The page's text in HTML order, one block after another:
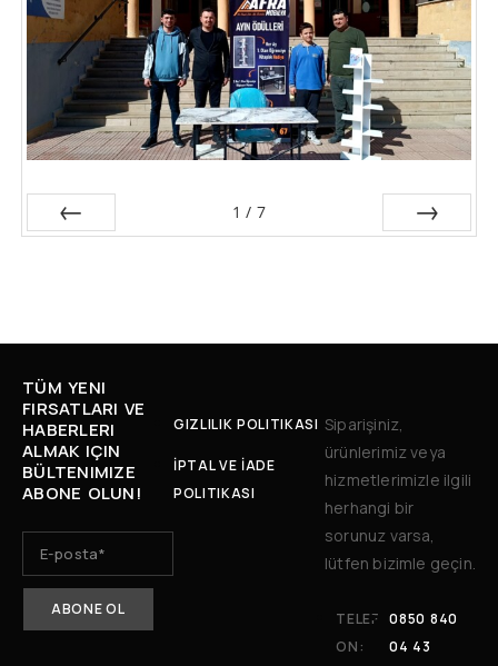
1 / 7
TÜM YENI
FIRSATLARI VE
HABERLERI
ALMAK IÇIN
BÜLTENIMIZE
ABONE OLUN!
GIZLILIK POLITIKASI
İPTAL VE İADE
POLITIKASI
Siparişiniz,
ürünlerimiz veya
hizmetlerimizle ilgili
herhangi bir
sorunuz varsa,
lütfen bizimle geçin.
TELEF
ON:
0850 840
04 43